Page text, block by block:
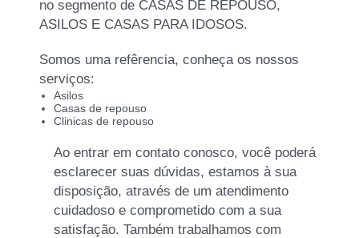
no segmento de CASAS DE REPOUSO,
ASILOS E CASAS PARA IDOSOS.
Somos uma refêrencia, conheça os nossos
serviços:
Asilos
Casas de repouso
Clinicas de repouso
Ao entrar em contato conosco, você poderá
esclarecer suas dúvidas, estamos à sua
disposição, através de um atendimento
cuidadoso e comprometido com a sua
satisfação. Também trabalhamos com